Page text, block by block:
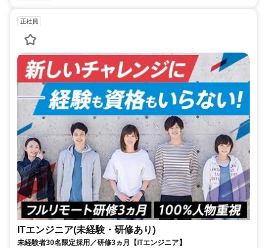
正社員
ITエンジニア(未経験・研修あり)
未経験者30名限定採用／研修3ヵ月【ITエンジニア】